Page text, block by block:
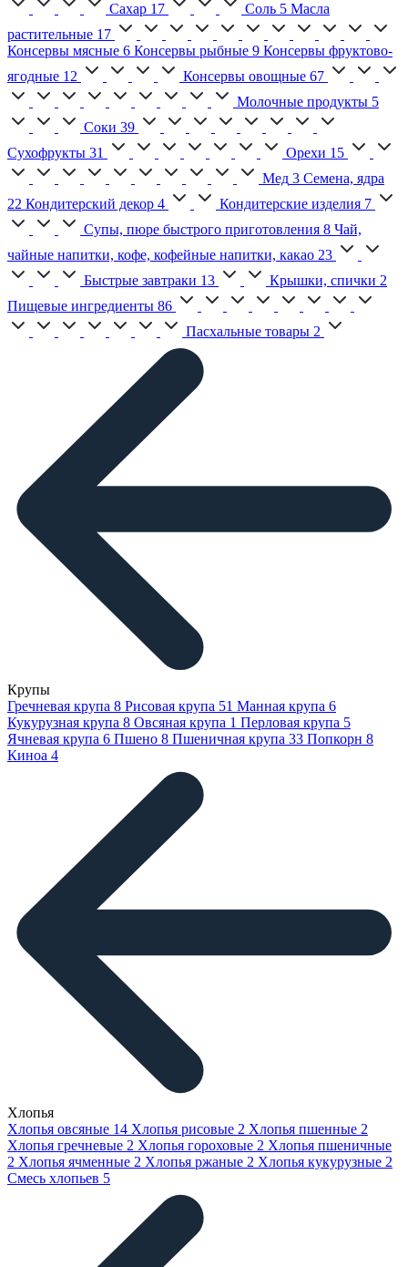
Сахар 17 Соль 5 Масла
растительные 17
Консервы мясные 6 Консервы рыбные 9 Консервы фруктово-
ягодные 12 Консервы овощные 67
Молочные продукты 5
Соки 39
Сухофрукты 31 Орехи 15
Мед 3 Семена, ядра
22 Кондитерский декор 4 Кондитерские изделия 7
Супы, пюре быстрого приготовления 8 Чай,
чайные напитки, кофе, кофейные напитки, какао 23
Быстрые завтраки 13 Крышки, спички 2
Пищевые ингредиенты 86
Пасхальные товары 2
Крупы
Гречневая крупа 8 Рисовая крупа 51 Манная крупа 6
Кукурузная крупа 8 Овсяная крупа 1 Перловая крупа 5
Ячневая крупа 6 Пшено 8 Пшеничная крупа 33 Попкорн 8
Киноа 4
Хлопья
Хлопья овсяные 14 Хлопья рисовые 2 Хлопья пшенные 2
Хлопья гречневые 2 Хлопья гороховые 2 Хлопья пшеничные
2 Хлопья ячменные 2 Хлопья ржаные 2 Хлопья кукурузные 2
Смесь хлопьев 5